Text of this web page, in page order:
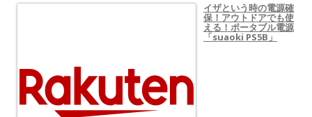
イザという時の電源確
保！アウトドアでも使
える！ポータブル電源
「suaoki PS5B」